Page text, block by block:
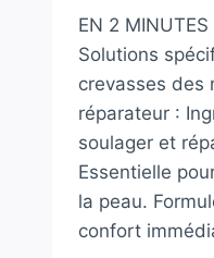
EN 2
Solutions
crevasses des
réparateur :
soulager et
Essentielle
la peau.
confort